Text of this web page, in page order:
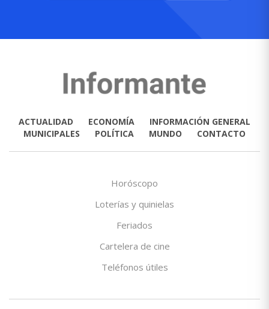
ACTUALIDAD ECONOMÍA
INFORMACIÓN GENERAL
MUNICIPALES
POLÍTICA MUNDO CONTACTO
Horóscopo
Loterías y quinielas
Feriados
Cartelera de cine
Teléfonos útiles